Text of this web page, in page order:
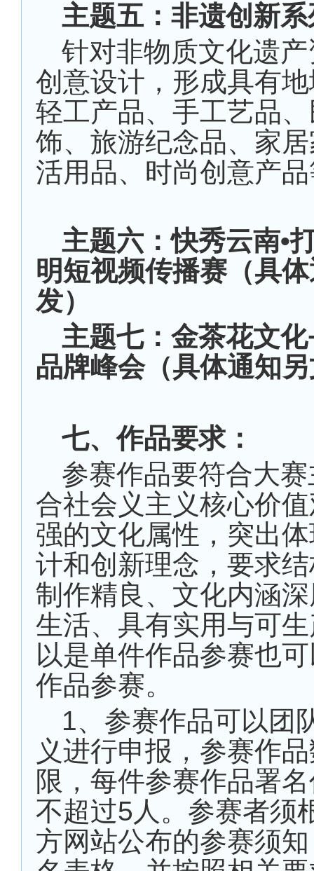
主题五：非遗创新
针对非物质文化遗
创意设计，形成具有
轻工产品、手工艺品
饰、旅游纪念品、家
活用品、时尚创意产
主题六：快秀云南•
明短视频传播赛（具
发）
主题七：金茶花文
品牌峰会（具体通知
七、作品要求：
参赛作品要符合大
合社会义主义核心价
强的文化属性，突出
计和创新理念，要求
制作精良、文化内涵
生活、具有实用与可
以是单件作品参赛也
作品参赛。
1、参赛作品可以团
义进行申报，参赛作
限，每件参赛作品署
不超过5 人。参赛者须
方网站公布的参赛须